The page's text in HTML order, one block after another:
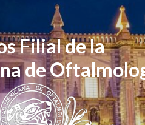
Filial de la
de